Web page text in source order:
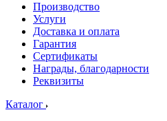
Производство
Услуги
Доставка и оплата
Гарантия
Сертификаты
Награды, благодарности
Реквизиты
Каталог